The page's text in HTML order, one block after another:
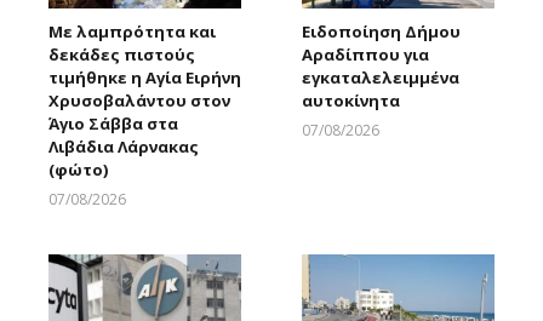
Με λαμπρότητα και
δεκάδες πιστούς
τιμήθηκε η Αγία Ειρήνη
Χρυσοβαλάντου στον
Άγιο Σάββα στα
Λιβάδια Λάρνακας
(φώτο)
07/08/2026
Ειδοποίηση Δήμου
Αραδίππου για
εγκαταλελειμμένα
αυτοκίνητα
07/08/2026